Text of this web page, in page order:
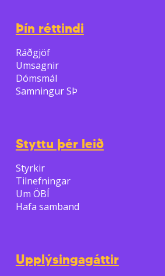
Þín réttindi
Ráðgjöf
Umsagnir
Dómsmál
Samningur SÞ
Styttu þér leið
Styrkir
Tilnefningar
Um ÖBÍ
Hafa samband
Upplýsingagáttir